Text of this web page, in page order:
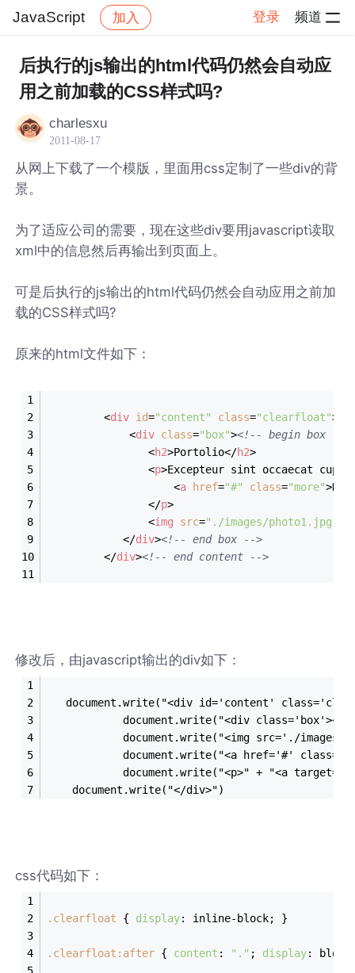
JavaScript 加入 登录 频道
社区 JavaScript 帖子详情
后执行的js输出的html代码仍然会自动应
用之前加载的CSS样式吗?
charlesxu
2011-08-17
从网上下载了一个模版，里面用css定制了一些div的背
景。
为了适应公司的需要，现在这些div要用javascript读取
xml中的信息然后再输出到页面上。
可是后执行的js输出的html代码仍然会自动应用之前加
载的CSS样式吗?
原来的html文件如下：
<div id="content" class="clearfloat">
<div class="box"><!-- begin box -->
<h2>Portolio</h2>
<p>Excepteur sint occaecat
<a href="#" class="more">
</p>
<img src="./images/photo1.jpg"
</div><!-- end box -->
</div><!-- end content -->
修改后，由javascript输出的div如下：
document.write("<div id='content'
document.write("<div
document.write("<img src='./images/
document.write("<a href='#'
document.write("<p>" + "<a
    document.write("</div>")
css代码如下：
.clearfloat { display: inline-block; }
.clearfloat :after { content : "." ; display: